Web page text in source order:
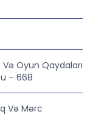
Oyun Qaydaları
– 668
Və Mərc